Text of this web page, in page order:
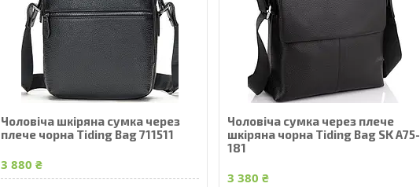
Чоловіча шкіряна сумка через
плече чорна Tiding Bag 711511
3 880 ₴
Чоловіча сумка через плече
шкіряна чорна Tiding Bag SK A75-
181
3 380 ₴